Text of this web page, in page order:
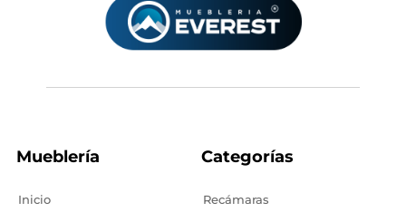
Mueblería
Inicio
Categorías
Recámaras